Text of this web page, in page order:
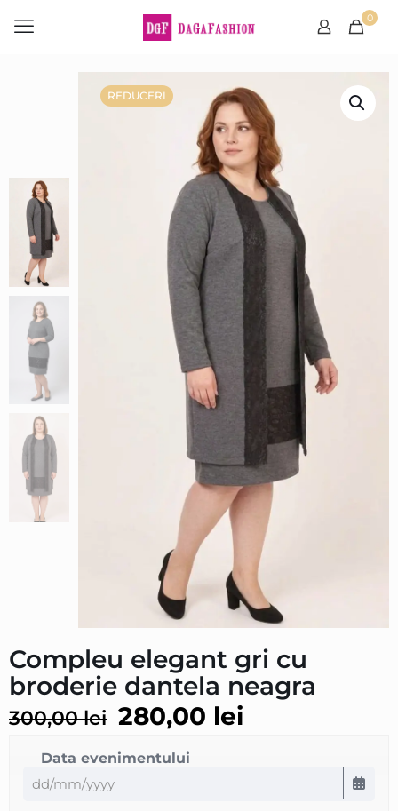
0
REDUCERI
Compleu elegant gri cu
broderie dantela neagra
300,00lei 280,00 lei
Data evenimentului